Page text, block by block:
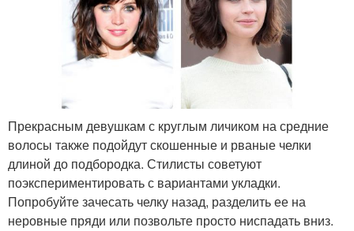
Прекрасным девушкам с круглым личиком на средние
волосы также подойдут скошенные и рваные челки
длиной до подбородка. Стилисты советуют
поэкспериментировать с вариантами укладки.
Попробуйте зачесать челку назад, разделить ее на
неровные пряди или позвольте просто ниспадать вниз.